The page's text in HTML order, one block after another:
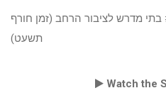
בתי מדרש לציבור הרחב (זמן חורף
תשעט)
Watch the